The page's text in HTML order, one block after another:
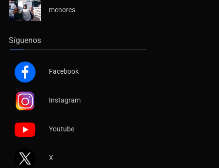
menores
Síguenos
Facebook
Instagram
Youtube
X